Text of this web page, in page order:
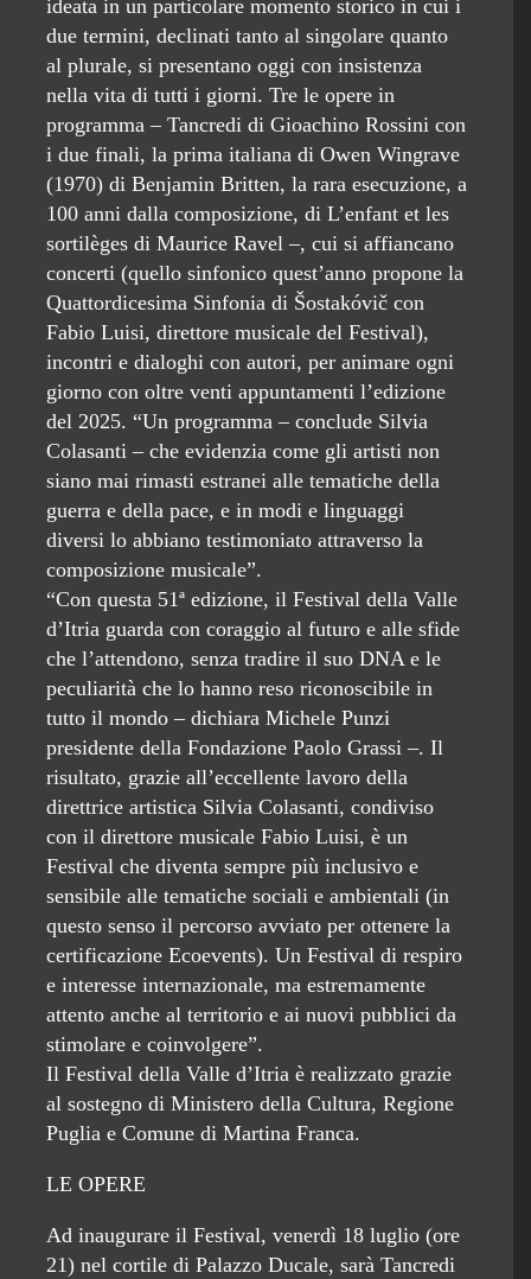
ideata in un particolare momento storico in cui i
due termini, declinati tanto al singolare quanto
al plurale, si presentano oggi con insistenza
nella vita di tutti i giorni. Tre le opere in
programma – Tancredi di Gioachino Rossini con
i due finali, la prima italiana di Owen Wingrave
(1970) di Benjamin Britten, la rara esecuzione, a
100 anni dalla composizione, di L’enfant et les
sortilèges di Maurice Ravel –, cui si affiancano
concerti (quello sinfonico quest’anno propone la
Quattordicesima Sinfonia di Šostakóvič con
Fabio Luisi, direttore musicale del Festival),
incontri e dialoghi con autori, per animare ogni
giorno con oltre venti appuntamenti l’edizione
del 2025. “Un programma – conclude Silvia
Colasanti – che evidenzia come gli artisti non
siano mai rimasti estranei alle tematiche della
guerra e della pace, e in modi e linguaggi
diversi lo abbiano testimoniato attraverso la
composizione musicale”.
“Con questa 51ª edizione, il Festival della Valle
d’Itria guarda con coraggio al futuro e alle sfide
che l’attendono, senza tradire il suo DNA e le
peculiarità che lo hanno reso riconoscibile in
tutto il mondo – dichiara Michele Punzi
presidente della Fondazione Paolo Grassi –. Il
risultato, grazie all’eccellente lavoro della
direttrice artistica Silvia Colasanti, condiviso
con il direttore musicale Fabio Luisi, è un
Festival che diventa sempre più inclusivo e
sensibile alle tematiche sociali e ambientali (in
questo senso il percorso avviato per ottenere la
certificazione Ecoevents). Un Festival di respiro
e interesse internazionale, ma estremamente
attento anche al territorio e ai nuovi pubblici da
stimolare e coinvolgere”.
Il Festival della Valle d’Itria è realizzato grazie
al sostegno di Ministero della Cultura, Regione
Puglia e Comune di Martina Franca.
LE OPERE
Ad inaugurare il Festival, venerdì 18 luglio (ore
21) nel cortile di Palazzo Ducale, sarà Tancredi